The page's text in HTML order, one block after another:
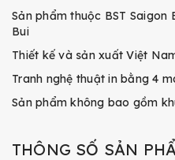
Sản phẩm thuộc BST
Bui
Thiết kế và sản xuất Việt
Tranh nghệ thuật in bằng 4
Sản phẩm không bao gồm
THÔNG SỐ SẢN